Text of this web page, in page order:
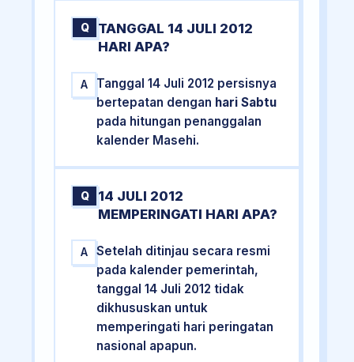
Q
TANGGAL 14 JULI 2012
HARI APA?
A
Tanggal 14 Juli 2012 persisnya
bertepatan dengan hari Sabtu
pada hitungan penanggalan
kalender Masehi.
Q
14 JULI 2012
MEMPERINGATI HARI APA?
A
Setelah ditinjau secara resmi
pada kalender pemerintah,
tanggal 14 Juli 2012 tidak
dikhususkan untuk
memperingati hari peringatan
nasional apapun.